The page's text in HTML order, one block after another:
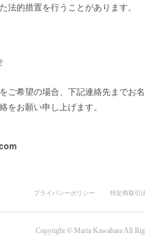
法的措置を行うことがあります。
ご希望の場合、下記連絡先までお
をお願い申し上げます。
プライバシーポリシー 特定商取引
Copyright ©︎ Maria Kawahara All